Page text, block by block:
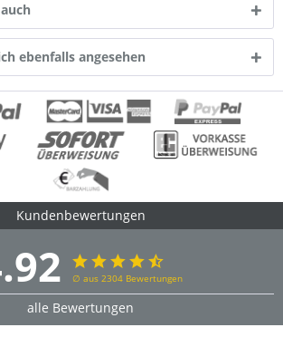
ebenfalls angesehen
Kundenbewertungen
∅ aus 2304 Bewertungen
alle Bewertungen